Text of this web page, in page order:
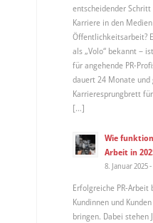
entscheidender
Karriere in den
Öffentlichkeitsarbeit?
als „Volo“ bekannt –
für angehende PR-
dauert 24 Monate
Karrieresprungbrett
[…]
Wie
Arbeit in
8. Januar 2025
Erfolgreiche PR-Arbeit
Kundinnen und
bringen. Dabei stehen